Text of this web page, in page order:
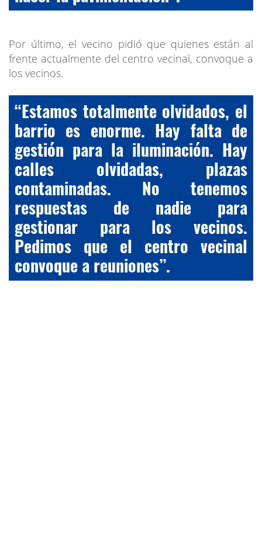
Por último, el vecino pidió que quienes están al
frente actualmente del centro vecinal, convoque a
los vecinos.
“Estamos totalmente olvidados, el
barrio es enorme. Hay falta de
gestión para la iluminación. Hay
calles olvidadas, plazas
contaminadas. No tenemos
respuestas de nadie para
gestionar para los vecinos.
Pedimos que el centro vecinal
convoque a reuniones”.